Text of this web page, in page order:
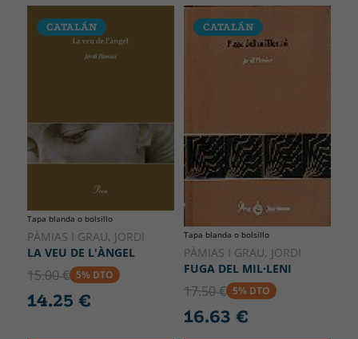
CATALÁN
Tapa blanda o bolsillo
PÀMIAS I GRAU, JORDI
LA VEU DE L'ÀNGEL
15.00 € 5% DTO
14.25 €
CATALÁN
Tapa blanda o bolsillo
PÀMIAS I GRAU, JORDI
FUGA DEL MIL·LENI
17.50 € 5% DTO
16.63 €